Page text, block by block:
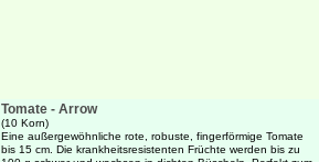
Tomate - Arrow
(10 Korn)
Eine außergewöhnliche rote, robuste, fingerförmige Tomate
bis 15 cm. Die krankheitsresistenten Früchte werden bis zu